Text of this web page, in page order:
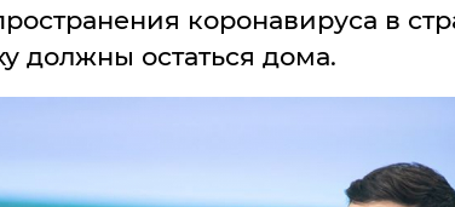
коронавируса в
должны остаться дома.